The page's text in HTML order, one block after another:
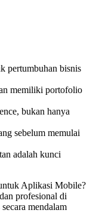
pertumbuhan bisnis
memiliki portofolio
bukan hanya
sebelum memulai
adalah kunci
Aplikasi Mobile?
profesional di
mendalam